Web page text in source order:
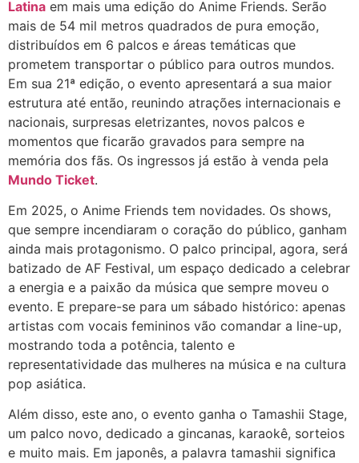
Latina em mais uma edição do Anime Friends. Serão
mais de 54 mil metros quadrados de pura emoção,
distribuídos em 6 palcos e áreas temáticas que
prometem transportar o público para outros mundos.
Em sua 21ª edição, o evento apresentará a sua maior
estrutura até então, reunindo atrações internacionais e
nacionais, surpresas eletrizantes, novos palcos e
momentos que ficarão gravados para sempre na
memória dos fãs. Os ingressos já estão à venda pela
Mundo Ticket.
Em 2025, o Anime Friends tem novidades. Os shows,
que sempre incendiaram o coração do público, ganham
ainda mais protagonismo. O palco principal, agora, será
batizado de AF Festival, um espaço dedicado a celebrar
a energia e a paixão da música que sempre moveu o
evento. E prepare-se para um sábado histórico: apenas
artistas com vocais femininos vão comandar a line-up,
mostrando toda a potência, talento e
representatividade das mulheres na música e na cultura
pop asiática.
Além disso, este ano, o evento ganha o Tamashii Stage,
um palco novo, dedicado a gincanas, karaokê, sorteios
e muito mais. Em japonês, a palavra tamashii significa